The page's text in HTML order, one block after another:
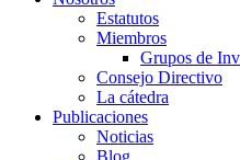
Estatutos
Miembros
Grupos de
Consejo Directivo
La cátedra
Publicaciones
Noticias
Blog